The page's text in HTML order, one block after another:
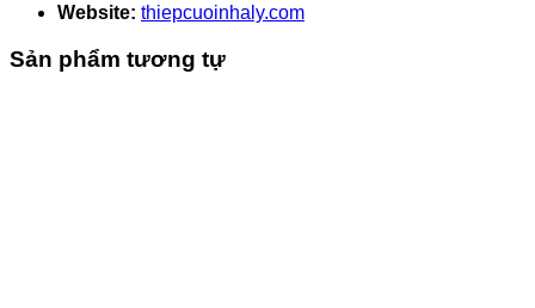
Website: thiepcuoinhaly.com
Sản phẩm tương tự